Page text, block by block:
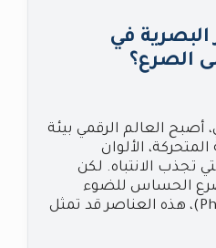
البصرية في
الصرع؟
أصبح العالم الرقمي بيئة
الألوان
تجذب الانتباه. لكن
الحساس للضوء
(Photosensitive Epilepsy)، هذه العناصر قد تمثل